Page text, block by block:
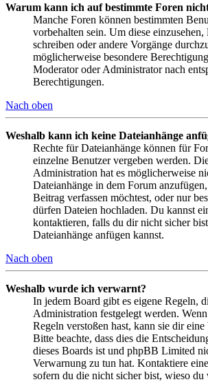
Warum kann ich auf bestimmte Foren
Manche Foren können bestimmten
vorbehalten sein. Um diese einzusehen,
schreiben oder andere Vorgänge
möglicherweise besondere
Moderator oder Administrator nach
Berechtigungen.
Nach oben
Weshalb kann ich keine Dateianhänge
Rechte für Dateianhänge können für
einzelne Benutzer vergeben werden.
Administration hat es möglicherweise
Dateianhänge in dem Forum
Beitrag verfassen möchtest, oder nur
dürfen Dateien hochladen. Du kannst
kontaktieren, falls du dir nicht sicher
Dateianhänge anfügen kannst.
Nach oben
Weshalb wurde ich verwarnt?
In jedem Board gibt es eigene Regeln,
Administration festgelegt werden.
Regeln verstoßen hast, kann sie dir
Bitte beachte, dass dies die
dieses Boards ist und phpBB Limited
Verwarnung zu tun hat. Kontaktiere
sofern du die nicht sicher bist, wieso du